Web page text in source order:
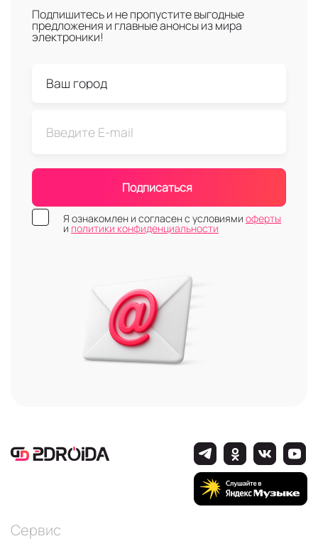
Подпишитесь и не пропустите выгодные
предложения и главные анонсы из мира
электроники!
Подписаться
Я ознакомлен и согласен с условиями оферты
и политики конфиденциальности
Сервис